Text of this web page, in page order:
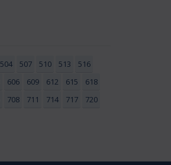
504 507 510 513
516
606 609 612 615
618
708 711 714 717
720